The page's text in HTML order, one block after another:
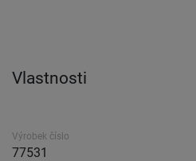
Vlastnosti
Výrobek číslo
77531